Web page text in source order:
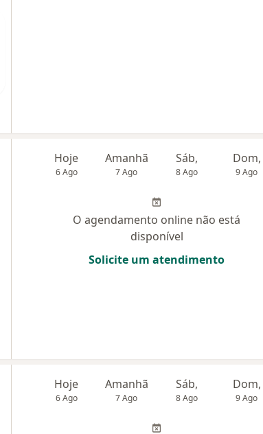
Hoje
6 Ago
Amanhã
7 Ago
Sáb,
8 Ago
Dom,
9 Ago
O agendamento online não está
disponível
Solicite um atendimento
Hoje
6 Ago
Amanhã
7 Ago
Sáb,
8 Ago
Dom,
9 Ago